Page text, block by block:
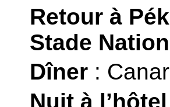
Retour à
Stade
Dîner :
Nuit à l’hôtel